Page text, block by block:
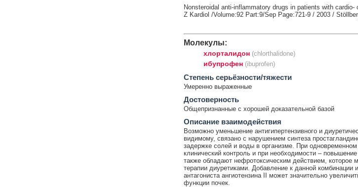
Nonsteroidal anti-inflammatory drugs in patients with cardio-
Z Kardiol /Volume:92 Part:9/Sep Page:721-9 / 2003 /
Молекулы:
хлорталидон (chlorthalidone)
ибупрофен (ibuprofen)
Cтепень серьёзности/тяжести
Умеренно выраженные
Достоверность
Общепризнанные с хорошей доказательной базой
Описание взаимодействия
Возможно уменьшение антигипертензивного и
видимому, связано с нарушением синтеза
задержке солей и воды в организме. При одновременном
клинический контроль и при необходимости –
также обладают нефротоксическим действием, которое
терапии диуретиками. Добавление к данной комбинации
антагониста ангиотензина II может значительно
функции почек.